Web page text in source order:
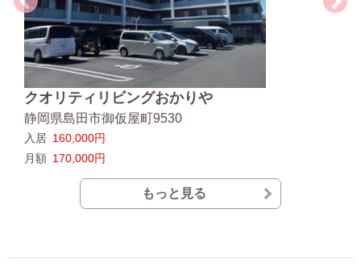
クオリティリビングおかりや
静岡県島田市御仮屋町9530
入居 160,000円
月額 170,000円
もっと見る